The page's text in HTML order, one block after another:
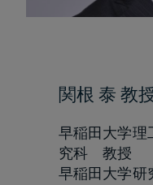
関根 泰 教
早稲田大学理
究科 教授
早稲田大学